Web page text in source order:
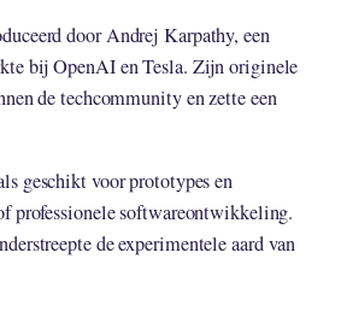
door Andrej Karpathy, een
bij OpenAI en Tesla. Zijn originele
de techcommunity en zette een
geschikt voor prototypes en
professionele softwareontwikkeling.
de experimentele aard van